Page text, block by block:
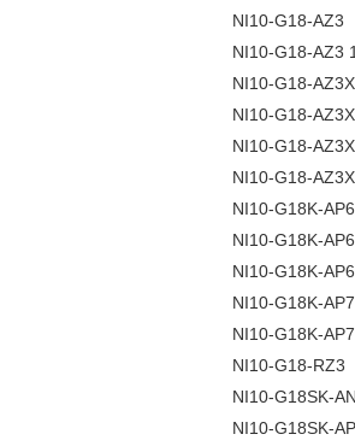
NI10-G18-AZ3
NI10-G18-AZ3
NI10-G18-AZ3X
NI10-G18-
NI10-G18-
NI10-G18-
NI10-G18K-
NI10-G18K-
NI10-G18K-
NI10-G18K-
NI10-G18K-
NI10-G18-RZ3
NI10-G18SK-
NI10-G18SK-